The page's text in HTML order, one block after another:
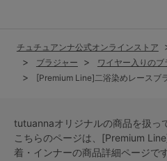
チュチュアンナ公式オンラインストア
ブラジャー
ワイヤー入りのブ
[Premium Line]二浴染めレースブ
tutuannaオリジナルの商品を扱っ
こちらのページは、[Premium
着・インナーの商品詳細ページです